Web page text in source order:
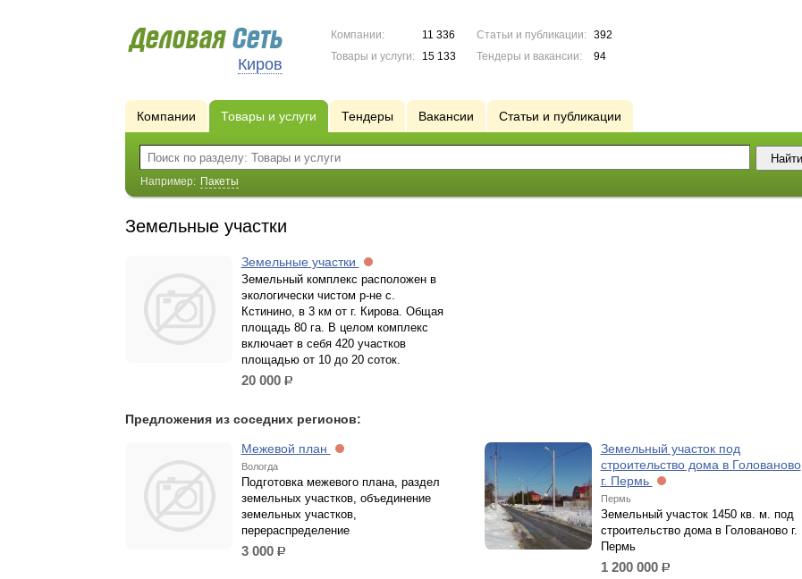
Киров
Компании:
11 336
Товары и услуги:
15 133
Статьи и публикации:
392
Тендеры и вакансии:
94
Компании Товары и услуги Тендеры Вакансии Статьи и публикации
Например: Пакеты
Земельные участки
Земельные участки
Земельный комплекс расположен в
экологически чистом р-не с.
Кстинино, в 3 км от г. Кирова. Общая
площадь 80 га. В целом комплекс
включает в себя 420 участков
площадью от 10 до 20 соток.
20 000 р.
Предложения из соседних регионов:
Межевой план
Вологда
Подготовка межевого плана, раздел
земельных участков, объединение
земельных участков,
перераспределение
3 000 р.
Земельный участок под
строительство дома в Голованово
г. Пермь
Пермь
Земельный участок 1450 кв. м. под
строительство дома в Голованово г.
Пермь
1 200 000 р.